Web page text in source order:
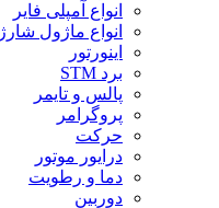
انواع آمپلی فایر
انواع ماژول شارژ
اینورتور
برد STM
پالس و تایمر
پروگرامر
حرکت
درایور موتور
دما و رطویت
دوربین